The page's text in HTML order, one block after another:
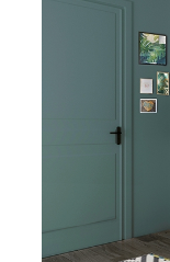
TOUS LES
GUIDE : CHOIX
INSPIRATIONS
AMBIANCE
MIROIRS